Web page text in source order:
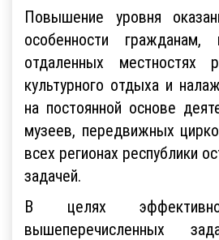
Повышение уровня
особенности
отдаленных местностях
культурного отдыха и
на постоянной основе
музеев, передвижных
всех регионах республики
задачей.
В целях
вышеперечисленных